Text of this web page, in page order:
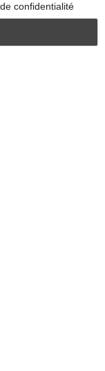
confidentialité